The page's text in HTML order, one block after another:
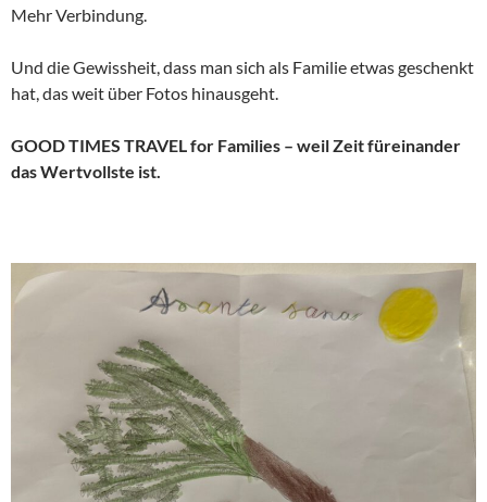
Mehr Verbindung.
Und die Gewissheit, dass man sich als Familie etwas geschenkt
hat, das weit über Fotos hinausgeht.
GOOD TIMES TRAVEL for Families – weil Zeit füreinander
das Wertvollste ist.